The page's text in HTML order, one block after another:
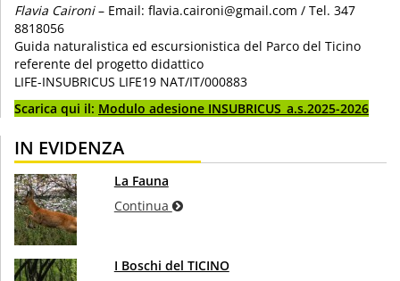
Flavia Caironi– Email: flavia.caironi@gmail.com / Tel. 347
8818056
Guida naturalistica ed escursionistica del Parco del Ticino
referente del progetto didattico
LIFE-INSUBRICUS LIFE19 NAT/IT/000883
Scarica qui il: Modulo adesione INSUBRICUS_a.s.2025-2026
IN EVIDENZA
La Fauna
Continua
I Boschi del TICINO